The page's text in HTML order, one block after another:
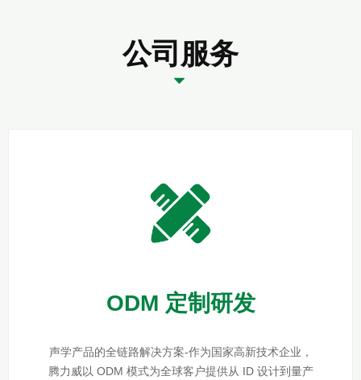
뀓
公司服务
ODM 定制研发
声学产品的全链路解决方案-作为国家高新技术企业，
腾力威以 ODM 模式为全球客户提供从 ID 设计到量产